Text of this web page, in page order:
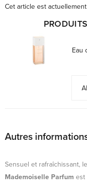
Cet article est
Eau
Autres
Sensuel et rafraîchissant,
Mademoiselle Parfum est